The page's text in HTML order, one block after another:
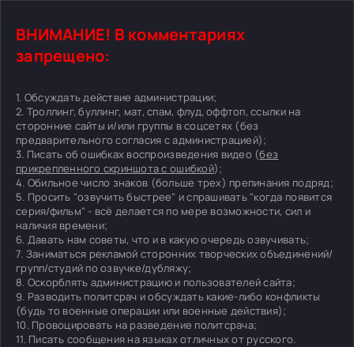
ВНИМАНИЕ! В комментариях
запрещено:
1. Обсуждать действие администрации;
2. Троллинг, буллинг, мат, спам, флуд, оффтоп, ссылки на
сторонние сайты и/или группы в соцсетях (без
предварительного согласия с администрацией);
3. Писать об ошибках воспроизведения видео (без
прикрепленного скриншота с ошибкой);
4. Обильное число знаков (больше трех) препинания подряд;
5. Просить "озвучить быстрее" и спрашивать "когда появится
серия/фильм" - всё делается по мере возможности, сил и
наличия времени;
6. Давать нам советы, что и в какую очередь озвучивать;
7. Заниматься рекламой сторонних творческих объединений/
групп/студий по озвучке/дубляжу;
8. Оскорблять администрацию и пользователей сайта;
9. Разводить политсрач и обсуждать какие-либо конфликты
(будь то военные операции или военные действия);
10. Провоцировать на разведение политсрача;
11. Писать сообщения на языках отличных от русского.